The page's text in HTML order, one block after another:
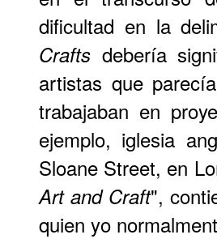
dificultad en la
Crafts debería
artistas que
trabajaban en
ejemplo, iglesia
Sloane Street, en
Art and Craft",
quien yo